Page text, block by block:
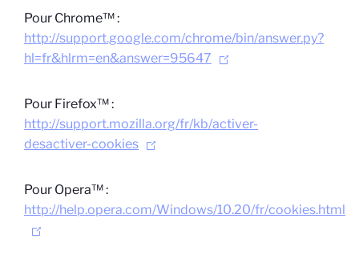
Pour Chrome™ :
http://support.google.com/chrome/bin/answer.py?
hl=fr&hlrm=en&answer=95647
Pour Firefox™ :
http://support.mozilla.org/fr/kb/activer-
desactiver-cookies
Pour Opera™ :
http://help.opera.com/Windows/10.20/fr/cookies.html